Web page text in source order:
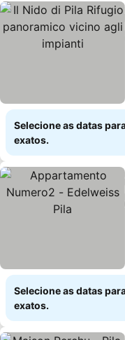
Selecione as datas
exatos.
Selecione as datas
exatos.